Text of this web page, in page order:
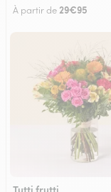
À partir de 29€95
Tutti frutti